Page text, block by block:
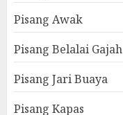
Pisang Awak
Pisang Belalai Gajah
Pisang Jari Buaya
Pisang Kapas